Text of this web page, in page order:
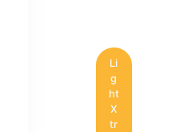
Li
g
ht
X
tr